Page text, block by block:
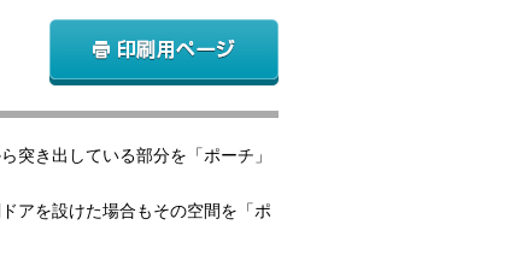
突き出している部分を「ポーチ」
アを設けた場合もその空間を「ポ